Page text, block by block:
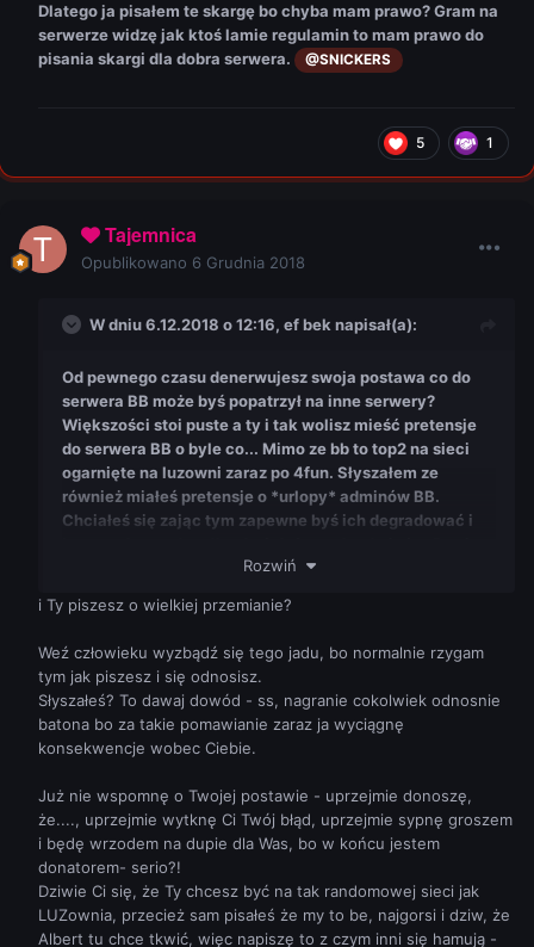
Dlatego ja pisałem te skargę bo chyba mam prawo? Gram na
serwerze widzę jak ktoś lamie regulamin to mam prawo do
pisania skargi dla dobra serwera.
@SNICKERS
5 1
Tajemnica
Opublikowano 6 Grudnia 2018
W dniu 6.12.2018 o 12:16, ef beknapisał(a):
Od pewnego czasu denerwujesz swoja postawa co do
serwera BB może byś popatrzył na inne serwery?
Większości stoi puste a ty i tak wolisz mieść pretensje
do serwera BB o byle co... Mimo ze bb to top2 na sieci
ogarnięte na luzowni zaraz po 4fun. Słyszałem ze
również miałeś pretensje o *urlopy* adminów BB.
Chciałeś się zając tym zapewne byś ich degradować i
ci jedno admin to nie robot który ma pełnić funkcje na
również maja swoje życie prywatne i inne sprawy.
nie dasz.
@NWN_LUZ
Proszę zwróć na to uwagę
odnoście tej osoby H@.
A co do skargi proszę o to demko -->
https://www70.zippyshare.com/v/CqXdaPqU/file.html
Gracz mars notorycznie robił *RC* dlatego gracz się
denerwował i zaczął go obrażać. Tak to jest jak admina
nie ma na serwerze rozumiem szkoła i te sprawy. To jest
kolejny powód dlaczego ja napisałem te skargę a nie ten
gracz. Gracz jest nowy a ja nie lubię jak ktoś o byle co
kogoś obraza. Dlatego ja pisałem te skargę bo chyba
mam prawo? Gram na serwerze widzę jak ktoś lamie
Rozwiń
i Ty piszesz o wielkiej przemianie?
Weź człowieku wyzbądź się tego jadu, bo normalnie rzygam
tym jak piszesz i się odnosisz.
Słyszałeś? To dawaj dowód - ss, nagranie cokolwiek odnosnie
batona bo za takie pomawianie zaraz ja wyciągnę
konsekwencje wobec Ciebie.
Już nie wspomnę o Twojej postawie - uprzejmie donoszę,
że...., uprzejmie wytknę Ci Twój błąd, uprzejmie sypnę groszem
i będę wrzodem na dupie dla Was, bo w końcu jestem
donatorem- serio?!
Dziwie Ci się, że Ty chcesz być na tak randomowej sieci jak
LUZownia, przecież sam pisałeś że my to be, najgorsi i dziw, że
Albert tu chce tkwić, więc napiszę to z czym inni się hamują -